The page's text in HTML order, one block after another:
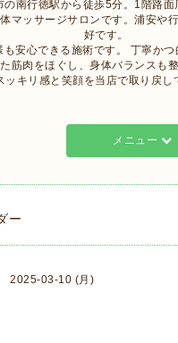
の南行徳駅から徒歩5分。1階路面
マッサージサロンです。浦安や
好です。
も安心できる施術です。 丁寧か
筋肉をほぐし、身体バランスも
ッキリ感と笑顔を当店で取り戻し
メニュー
ー
2025-03-10 (月)